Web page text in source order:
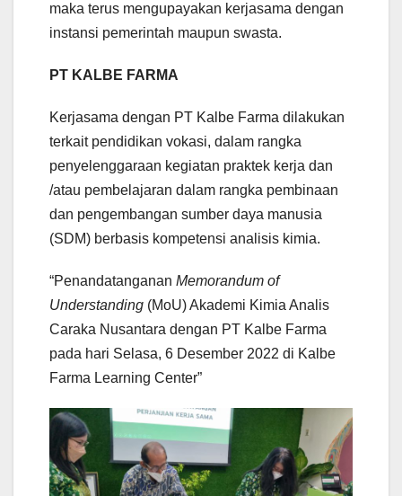
maka terus mengupayakan kerjasama dengan
instansi pemerintah maupun swasta.
PT KALBE FARMA
Kerjasama dengan PT Kalbe Farma dilakukan
terkait pendidikan vokasi, dalam rangka
penyelenggaraan kegiatan praktek kerja dan
/atau pembelajaran dalam rangka pembinaan
dan pengembangan sumber daya manusia
(SDM) berbasis kompetensi analisis kimia.
“Penandatanganan Memorandum of
Understanding (MoU) Akademi Kimia Analis
Caraka Nusantara dengan PT Kalbe Farma
pada hari Selasa, 6 Desember 2022 di Kalbe
Farma Learning Center”